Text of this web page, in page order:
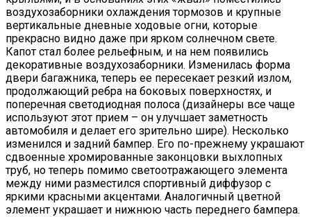
воздухозаборники охлаждения тормозов и крупные
вертикальные дневные ходовые огни, которые
прекрасно видно даже при ярком солнечном свете.
Капот стал более рельефным, и на нем появились
декоративные воздухозаборники. Изменилась форма
двери багажника, теперь ее пересекает резкий излом,
продолжающий ребра на боковых поверхностях, и
поперечная светодиодная полоса (дизайнеры все чаще
используют этот прием – он улучшает заметность
автомобиля и делает его зрительно шире). Несколько
изменился и задний бампер. Его по-прежнему украшают
сдвоенные хромированные законцовки выхлопных
труб, но теперь помимо светоотражающего элемента
между ними разместился спортивный диффузор с
яркими красными акцентами. Аналогичный цветной
элемент украшает и нижнюю часть переднего бампера.